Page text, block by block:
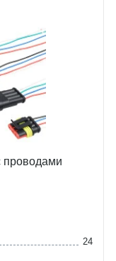
проводами
24